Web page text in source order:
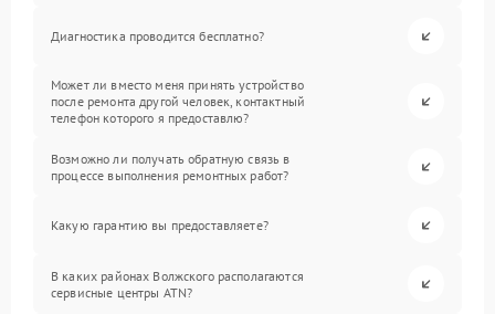
Диагностика проводится бесплатно?
Может ли вместо меня принять устройство
после ремонта другой человек, контактный
телефон которого я предоставлю?
Возможно ли получать обратную связь в
процессе выполнения ремонтных работ?
Какую гарантию вы предоставляете?
В каких районах Волжского располагаются
сервисные центры ATN?